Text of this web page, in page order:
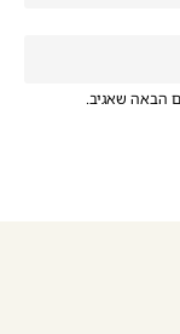
הבאה שאגיב.